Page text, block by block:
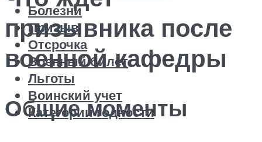
Болезни
Призыв
Отсрочка
Военный билет
Льготы
Воинский учет
Категории годности
призывника после
военной кафедры
Общие моменты